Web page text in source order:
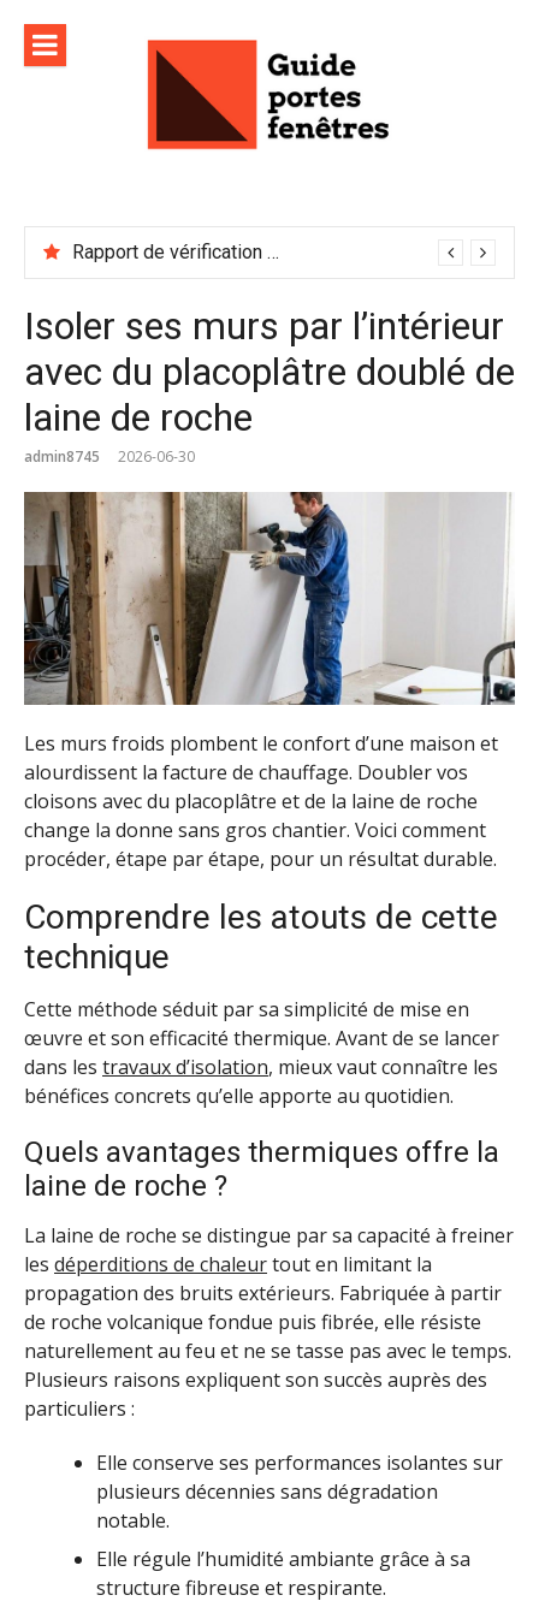
contenu
Rapport de vérification sécurité : à conserver précieusement
Isoler ses murs par l’intérieur
avec du placoplâtre doublé de
laine de roche
admin8745 2026-06-30
Les murs froids plombent le confort d’une maison et
alourdissent la facture de chauffage. Doubler vos
cloisons avec du placoplâtre et de la laine de roche
change la donne sans gros chantier. Voici comment
procéder, étape par étape, pour un résultat durable.
Comprendre les atouts de cette
technique
Cette méthode séduit par sa simplicité de mise en
œuvre et son efficacité thermique. Avant de se lancer
dans les travaux d’isolation, mieux vaut connaître les
bénéfices concrets qu’elle apporte au quotidien.
Quels avantages thermiques offre la
laine de roche ?
La laine de roche se distingue par sa capacité à freiner
les déperditions de chaleurtout en limitant la
propagation des bruits extérieurs. Fabriquée à partir
de roche volcanique fondue puis fibrée, elle résiste
naturellement au feu et ne se tasse pas avec le temps.
Plusieurs raisons expliquent son succès auprès des
particuliers :
Elle conserve ses performances isolantes sur
plusieurs décennies sans dégradation
notable.
Elle régule l’humidité ambiante grâce à sa
structure fibreuse et respirante.